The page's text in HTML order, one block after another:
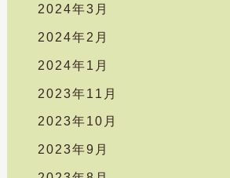
2024年3月
2024年2月
2024年1月
2023年11月
2023年10月
2023年9月